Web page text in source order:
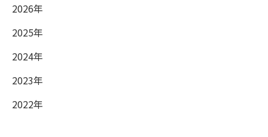
2026年
2025年
2024年
2023年
2022年